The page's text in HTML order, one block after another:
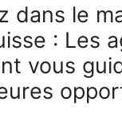
dans le
: Les
vous